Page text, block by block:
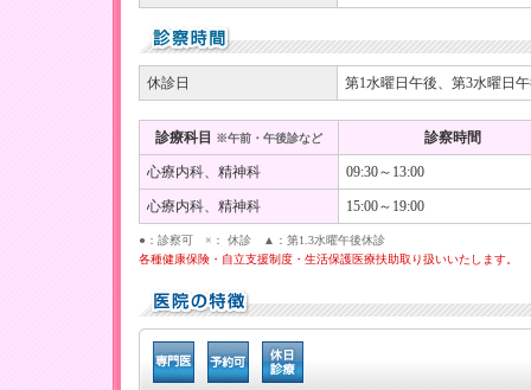
休診日 第1水曜日午後、第3水曜日
診療科目 ※午前・午後診など 診察時間
心療内科、精神科 09:30～13:00
心療内科、精神科 15:00～19:00
●：診察可 ×： 休診 ▲：第1.3水曜午後休診
各種健康保険・自立支援制度・生活保護医療扶助取り扱いいたします。